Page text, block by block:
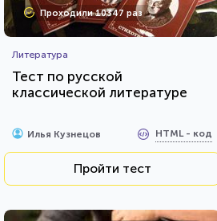
Проходили 10347 раз
Литература
Тест по русской
классической литературе
Илья Кузнецов HTML - код
Пройти тест